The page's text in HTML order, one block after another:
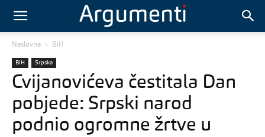
Naslovna BiH
BiH Srpska
Cvijanovićeva čestitala Dan
pobjede: Srpski narod
podnio ogromne žrtve u